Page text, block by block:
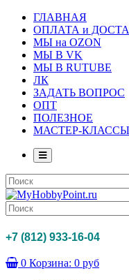
ГЛАВНАЯ
ОПЛАТА и
МЫ на OZON
МЫ В VK
МЫ В RUTUBE
ЛК
ЗАДАТЬ ВОПРОС
ОПТ
ПОЛЕЗНОЕ
МАСТЕР-КЛАССЫ
+7 (812) 933-16-04
0 Корзина: 0 руб